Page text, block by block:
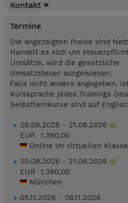
Kontakt
Termine
Die angezeigten Preise sind
Handelt es sich um
Umsätze, wird die gesetzliche
Umsatzsteuer ausgewiesen.
Falls nicht anders angegeben,
Kurssprache jedes Trainings
Selbstlernkurse sind auf
20.08.2026 - 21.08.2026
EUR 1.390,00
Online im virtuellen
20.08.2026 - 21.08.2026
EUR 1.390,00
München
05.11.2026 - 06.11.2026